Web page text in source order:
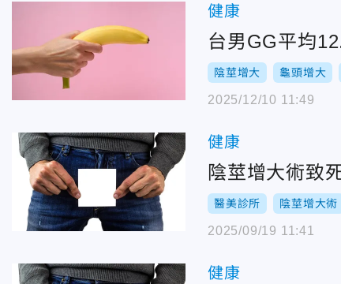
健康
台男GG平均
陰莖增大 龜頭增大
2025/12/10 11:49
健康
陰莖增大術致
醫美診所 陰莖增大術
2025/09/19 11:41
健康